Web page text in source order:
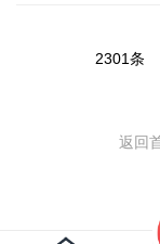
2301条
返回